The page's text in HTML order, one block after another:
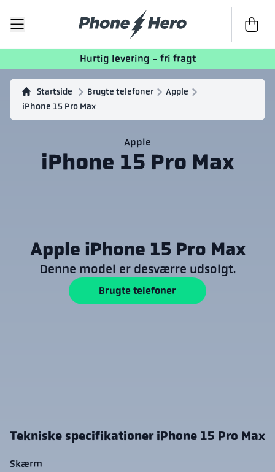
Til
Hurtig levering - fri fragt
Startside Brugte telefoner
Apple
iPhone 15 Pro Max
Apple
iPhone 15 Pro Max
Tekniske specifikationer iPhone 15 Pro Max
Skærm
Apple iPhone 15 Pro Max
Denne model er desværre udsolgt.
Brugte telefoner